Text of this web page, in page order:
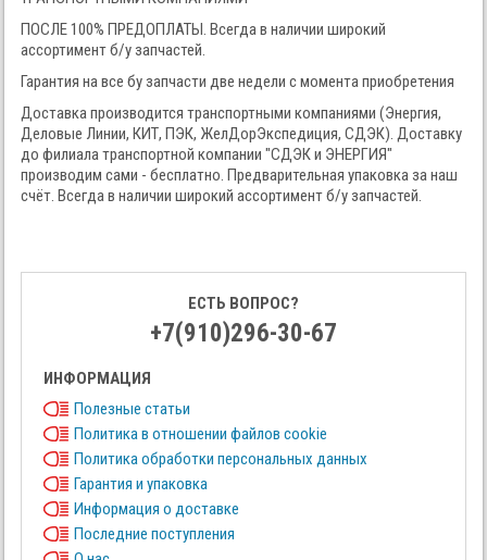
ПОСЛЕ 100% ПРЕДОПЛАТЫ. Всегда в наличии широкий
ассортимент б/у запчастей.
Гарантия на все бу запчасти две недели с момента приобретения
Доставка производится транспортными компаниями (Энергия,
Деловые Линии, КИТ, ПЭК, ЖелДорЭкспедиция, СДЭК). Доставку
до филиала транспортной компании "СДЭК и ЭНЕРГИЯ"
производим сами - бесплатно. Предварительная упаковка за наш
счёт. Всегда в наличии широкий ассортимент б/у запчастей.
ЕСТЬ ВОПРОС?
+7(910)296-30-67
ИНФОРМАЦИЯ
Полезные статьи
Политика в отношении файлов cookie
Политика обработки персональных данных
Гарантия и упаковка
Информация о доставке
Последние поступления